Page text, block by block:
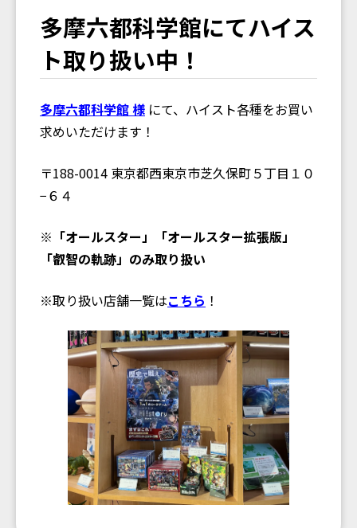
多摩六都科学館にてハイス
ト取り扱い中！
多摩六都科学館 様 にて、ハイスト各種をお買い
求めいただけます！
〒188-0014 東京都西東京市芝久保町５丁目１０
−６４
※「オールスター」「オールスター拡張版」
「叡智の軌跡」のみ取り扱い
※取り扱い店舗一覧はこちら ！